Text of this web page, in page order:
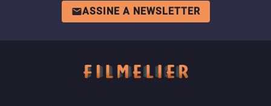
ASSINE A NEWSLETTER